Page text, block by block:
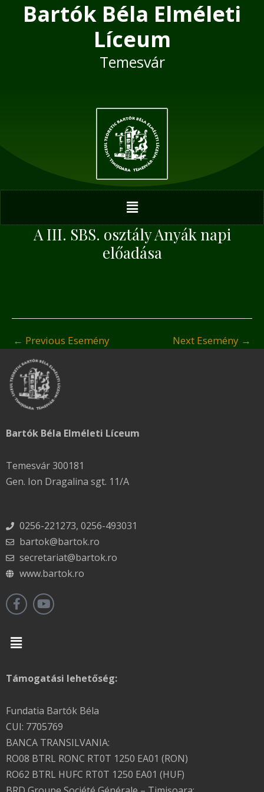
Bartók Béla Elméleti
Líceum
Temesvár
Menu
A III. SBS. osztály Anyák napi
előadása
Post
navigation
← Previous Esemény Next Esemény →
Bartók Béla Elméleti Líceum
Temesvár 300181
Gen. Ion Dragalina sgt. 11/A
0256-221273, 0256-493031
bartok@bartok.ro
secretariat@bartok.ro
www.bartok.ro
Menu
Támogatási lehetőség:
Fundatia Bartók Béla
CUI: 7705769
BANCA TRANSILVANIA:
RO08 BTRL RONC RT0T 1250 EA01 (RON)
RO62 BTRL HUFC RT0T 1250 EA01 (HUF)